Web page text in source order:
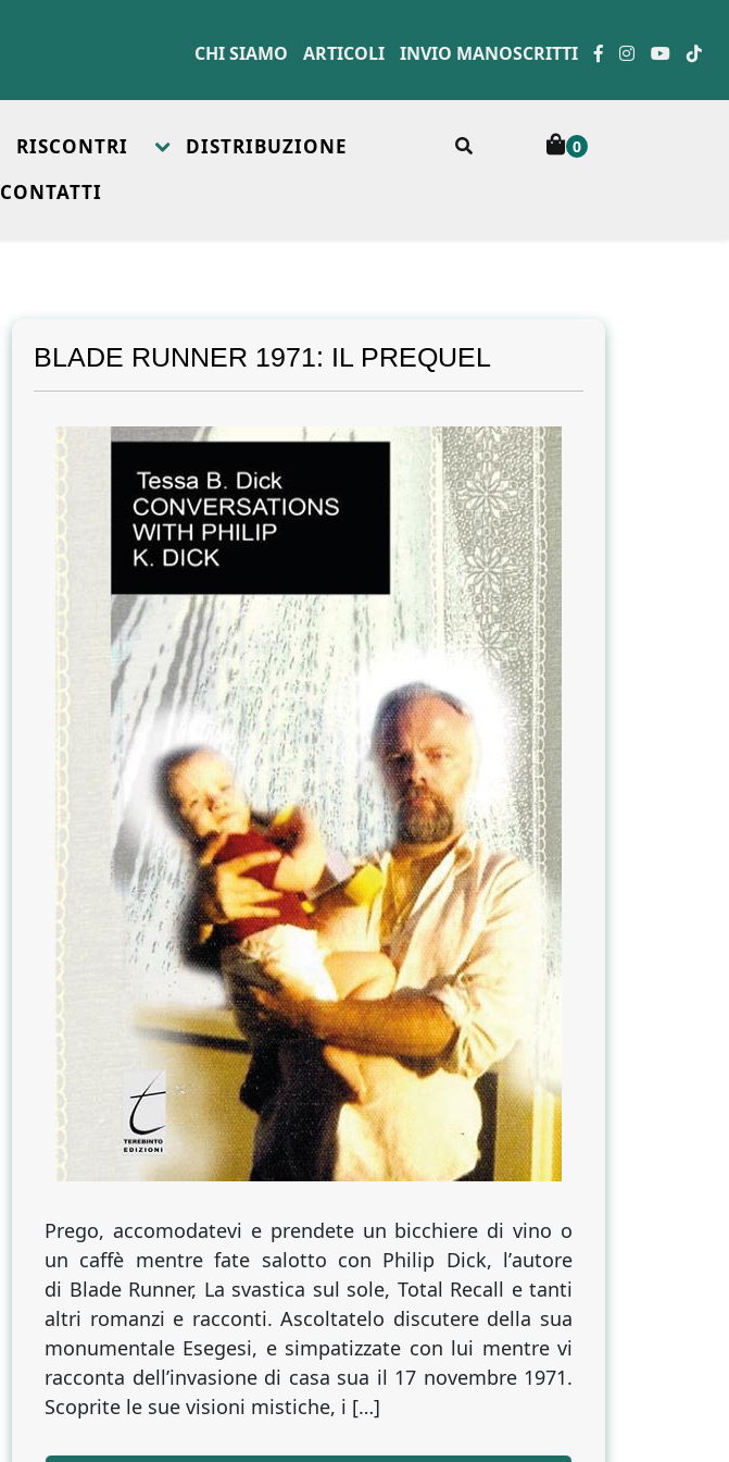
CHI SIAMO ARTICOLI INVIO MANOSCRITTI
RISCONTRI
DISTRIBUZIONE
CONTATTI
0
BLADE RUNNER 1971: IL PREQUEL
Prego, accomodatevi e prendete un bicchiere di vino o
un caffè mentre fate salotto con Philip Dick, lʼautore
di Blade Runner, La svastica sul sole, Total Recall e tanti
altri romanzi e racconti. Ascoltatelo discutere della sua
monumentale Esegesi, e simpatizzate con lui mentre vi
racconta dellʼinvasione di casa sua il 17 novembre 1971.
Scoprite le sue visioni mistiche, i […]